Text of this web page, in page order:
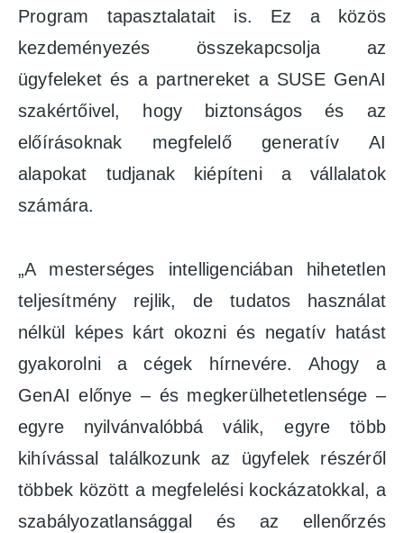
Program tapasztalatait is. Ez a közös
kezdeményezés összekapcsolja az
ügyfeleket és a partnereket a SUSE GenAI
szakértőivel, hogy biztonságos és az
előírásoknak megfelelő generatív AI
alapokat tudjanak kiépíteni a vállalatok
számára.
„A mesterséges intelligenciában hihetetlen
teljesítmény rejlik, de tudatos használat
nélkül képes kárt okozni és negatív hatást
gyakorolni a cégek hírnevére. Ahogy a
GenAI előnye – és megkerülhetetlensége –
egyre nyilvánvalóbbá válik, egyre több
kihívással találkozunk az ügyfelek részéről
többek között a megfelelési kockázatokkal, a
szabályozatlansággal és az ellenőrzés